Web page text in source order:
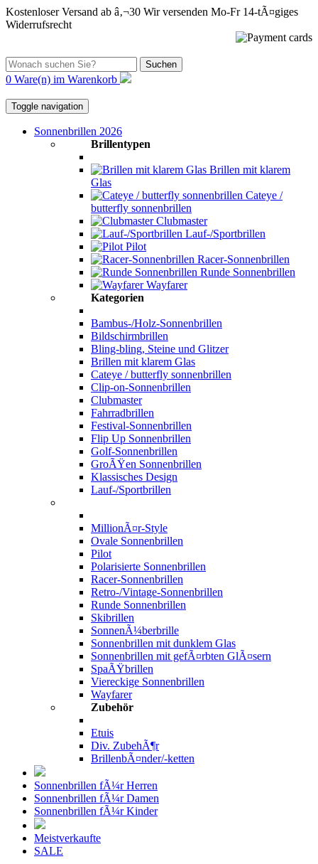
Kostenloser Versand ab â‚¬30 Wir versenden Mo-Fr 14-tÃ¤giges
Widerrufsrecht
Suchen
0 Ware(n) im Warenkorb
Toggle navigation
Sonnenbrillen 2026
Brillentypen
Brillen mit klarem
Glas
Cateye /
butterfly sonnenbrillen
Clubmaster
Lauf-/Sportbrillen
Pilot
Racer-Sonnenbrillen
Runde Sonnenbrillen
Wayfarer
Kategorien
Bambus-/Holz-Sonnenbrillen
Bildschirmbrillen
Bling-bling, Steine und Glitzer
Brillen mit klarem Glas
Cateye / butterfly sonnenbrillen
Clip-on-Sonnenbrillen
Clubmaster
Fahrradbrillen
Festival-Sonnenbrillen
Flip Up Sonnenbrillen
Golf-Sonnenbrillen
GroÃŸen Sonnenbrillen
Klassisches Design
Lauf-/Sportbrillen
MillionÃ¤r-Style
Ovale Sonnenbrillen
Pilot
Polarisierte Sonnenbrillen
Racer-Sonnenbrillen
Retro-/Vintage-Sonnenbrillen
Runde Sonnenbrillen
Skibrillen
SonnenÃ¼berbrille
Sonnenbrillen mit dunklem Glas
Sonnenbrillen mit gefÃ¤rbten GlÃ¤sern
SpaÃŸbrillen
Viereckige Sonnenbrillen
Wayfarer
Zubehör
Etuis
Div. ZubehÃ¶r
BrillenbÃ¤nder/-ketten
Sonnenbrillen fÃ¼r Herren
Sonnenbrillen fÃ¼r Damen
Sonnenbrillen fÃ¼r Kinder
Meistverkaufte
SALE